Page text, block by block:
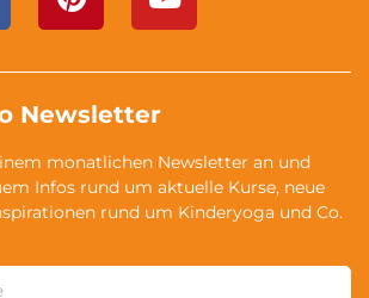
Newsletter
monatlichen Newsletter an und
Infos rund um aktuelle Kurse, neue
rund um Kinderyoga und Co.